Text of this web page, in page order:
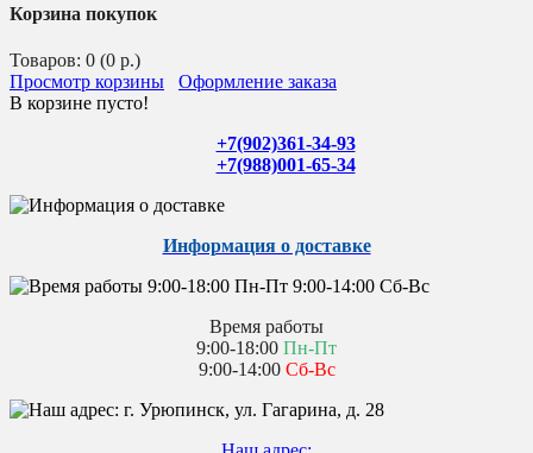
Корзина покупок
Товаров: 0 (0 р.)
Просмотр корзины
Оформление заказа
В корзине пусто!
+7(902)361-34-93
+7(988)001-65-34
Информация о доставке
Время работы
9:00-18:00 Пн-Пт
9:00-14:00 Сб-Вс